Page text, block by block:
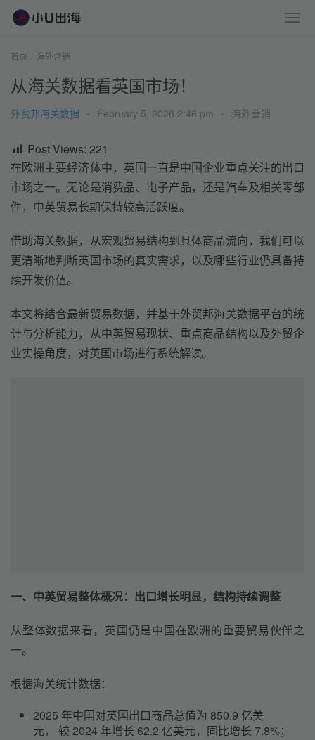
首页 海外营销
从海关数据看英国市场！
外贸邦海关数据 February 5, 2026 2:46 pm 海外营销
Post Views: 221
在欧洲主要经济体中，英国一直是中国企业重点关注的出口
市场之一。无论是消费品、电子产品，还是汽车及相关零部
件，中英贸易长期保持较高活跃度。
借助海关数据，从宏观贸易结构到具体商品流向，我们可以
更清晰地判断英国市场的真实需求，以及哪些行业仍具备持
续开发价值。
本文将结合最新贸易数据，并基于外贸邦海关数据平台的统
计与分析能力，从中英贸易现状、重点商品结构以及外贸企
业实操角度，对英国市场进行系统解读。
一、中英贸易整体概况：出口增长明显，结构持续调整
从整体数据来看，英国仍是中国在欧洲的重要贸易伙伴之
一。
根据海关统计数据：
2025 年中国对英国出口商品总值为 850.9 亿美
元， 较 2024 年增长 62.2 亿美元，同比增长 7.8%；